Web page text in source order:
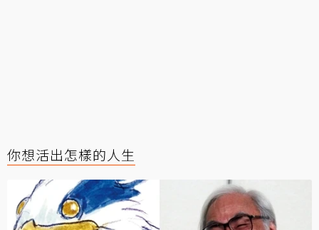
你想活出怎樣的人生